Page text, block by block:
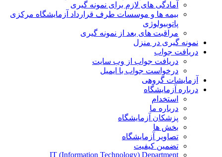
آمادگی های لازم برای نمونه گیری
بیمه ها و موسسات طرف قرارداد آزمایشگاه مرکزی
پاتوبیولوژی
مراقبت های بعد از نمونه گیری
نمونه گیری در منزل
دریافت جواب
دریافت جواب از وب سایت
درخواست جواب با ایمیل
آزمایشات گروهی
درباره آزمایشگاه
استخدام
درباره ما
پزشکان آزمایشگاه
بخش ها
تصاویر آزمایشگاه
تضمین کیفیت
IT (Information Technology) Department